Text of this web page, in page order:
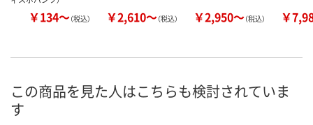
￥134～（税込） ￥2,610～（税込） ￥2,950～（税込） ￥
この商品を見た人はこちらも検討されていま
す